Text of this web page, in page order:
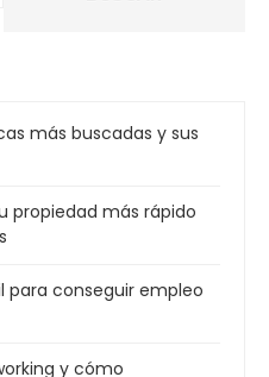
más buscadas y sus
propiedad más rápido
conseguir empleo
y cómo